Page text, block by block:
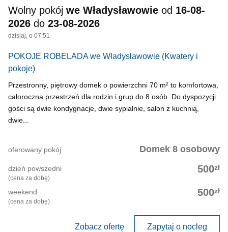
Wolny pokój we Władysławowie od 16-08-
2026 do 23-08-2026
dzisiaj, o 07:51
POKOJE ROBELADA we Władysławowie (Kwatery i
pokoje)
Przestronny, piętrowy domek o powierzchni 70 m² to komfortowa,
całoroczna przestrzeń dla rodzin i grup do 8 osób. Do dyspozycji
gości są dwie kondygnacje, dwie sypialnie, salon z kuchnią,
dwie...
Domek 8 osobowy
oferowany pokój
500zł
dzień powszedni
(cena za dobę)
500zł
weekend
(cena za dobę)
Zobacz ofertę Zapytaj o nocleg